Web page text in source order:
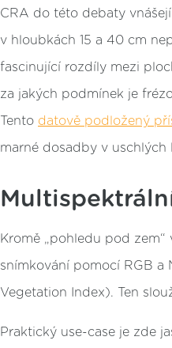
CRA do této debaty
v hloubkách 15 a 40 cm
fascinující rozdíly mezi
za jakých podmínek je
Tento datově podložený
marné dosadby v uschlých
Kromě „pohledu pod
snímkování pomocí RGB a
Vegetation Index). Ten
Praktický use-case je zde